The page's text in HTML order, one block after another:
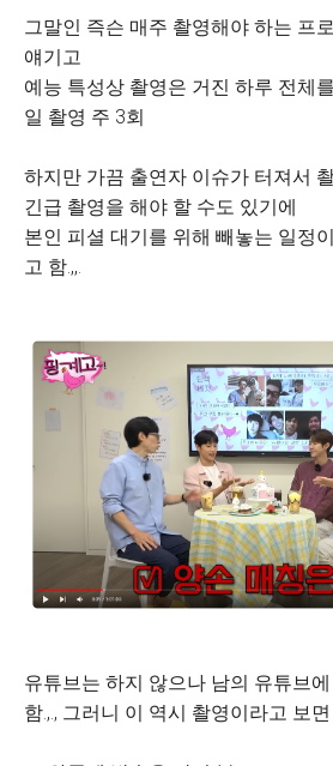
그말인 즉슨 매주 촬영해야 하는 프
얘기고
예능 특성상 촬영은 거진 하루 전체
일 촬영 주 3회
하지만 가끔 출연자 이슈가 터져서
긴급 촬영을 해야 할 수도 있기에
본인 피셜 대기를 위해 빼놓는 일정
고 함.,,.
유튜브는 하지 않으나 남의 유튜브
함.,., 그러니 이 역시 촬영이라고 보면